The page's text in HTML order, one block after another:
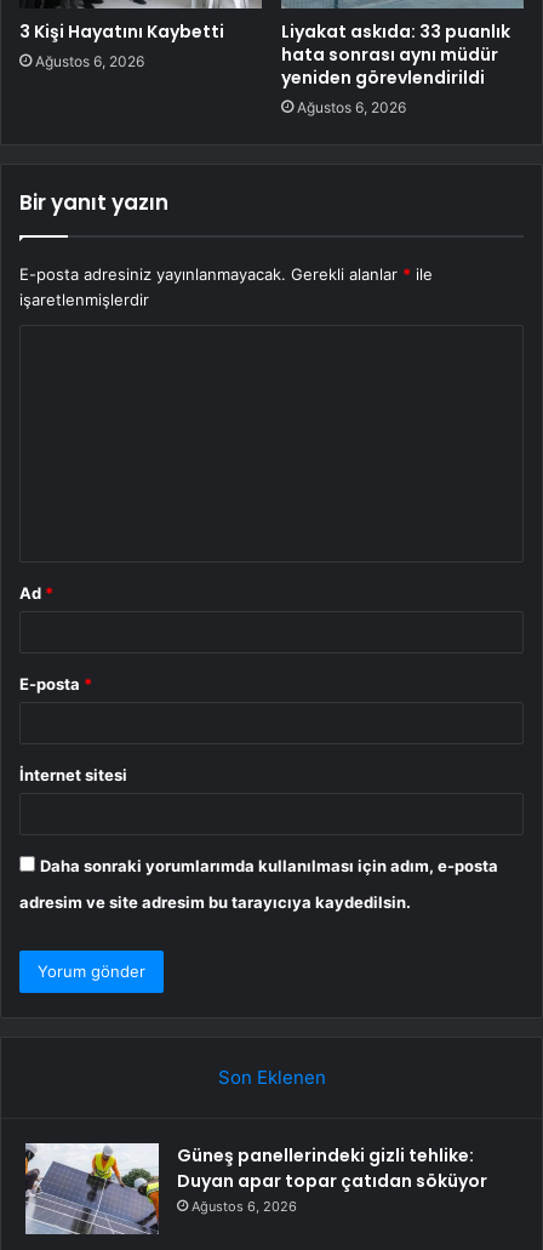
3 Kişi Hayatını Kaybetti
Ağustos 6, 2026
Liyakat askıda: 33 puanlık
hata sonrası aynı müdür
yeniden görevlendirildi
Ağustos 6, 2026
Bir yanıt yazın
E-posta adresiniz yayınlanmayacak. Gerekli alanlar * ile
işaretlenmişlerdir
Ad *
E-posta *
İnternet sitesi
Daha sonraki yorumlarımda kullanılması için adım, e-posta
adresim ve site adresim bu tarayıcıya kaydedilsin.
Son Eklenen
Güneş panellerindeki gizli tehlike:
Duyan apar topar çatıdan söküyor
Ağustos 6, 2026